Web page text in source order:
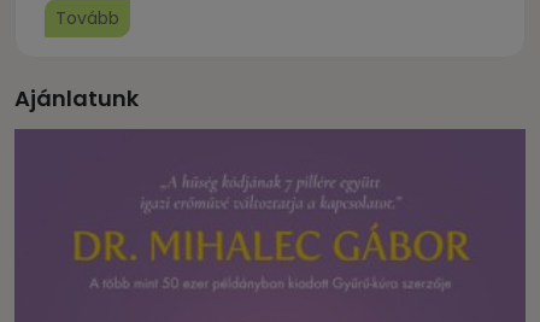
örömeikről és nehézségeikről, kérdéseikről és a
megértett válaszokról. Aki kérdez, mint már öt éve
Tovább
Ajánlatunk